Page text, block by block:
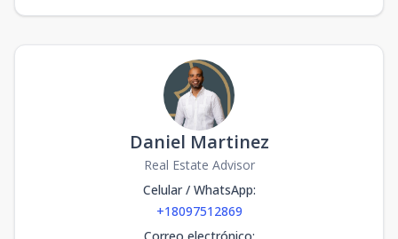
Daniel Martinez
Real Estate Advisor
Celular / WhatsApp:
+18097512869